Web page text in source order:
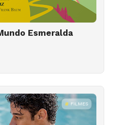
Esmeralda
FILMES